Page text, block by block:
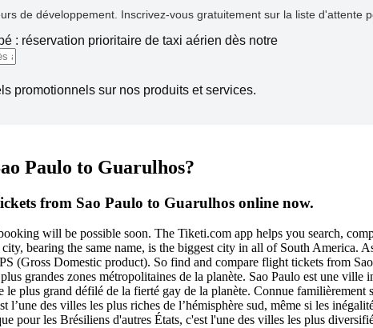
de développement. Inscrivez-vous gratuitement sur la liste d'attente
: réservation prioritaire de taxi aérien dès notre
promotionnels sur nos produits et services.
Paulo to Guarulhos?
from Sao Paulo to Guarulhos online now.
will be possible soon. The Tiketi.com app helps you search,
bearing the same name, is the biggest city in all of South America.
(Gross Domestic product). So find and compare flight tickets from
grandes zones métropolitaines de la planète. Sao Paulo est une
plus grand défilé de la fierté gay de la planète. Connue
l’une des villes les plus riches de l’hémisphère sud, même si les
pour les Brésiliens d'autres États, c'est l'une des villes les plus